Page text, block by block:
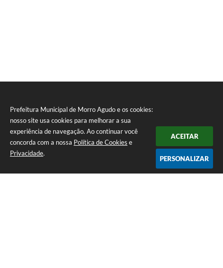
Prefeitura Municipal de Morro Agudo e os cookies:
nosso site usa cookies para melhorar a sua
experiência de navegação. Ao continuar você
concorda com a nossa Política de Cookies e
Privacidade.
ACEITAR
PERSONALIZAR